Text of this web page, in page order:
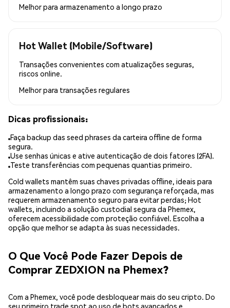
Melhor para armazenamento a longo prazo
Hot Wallet (Mobile/Software)
Transações convenientes com atualizações seguras,
riscos online.
Melhor para transações regulares
Dicas profissionais:
Faça backup das seed phrases da carteira offline de forma
segura.
Use senhas únicas e ative autenticação de dois fatores (2FA).
Teste transferências com pequenas quantias primeiro.
Cold wallets mantêm suas chaves privadas offline, ideais para
armazenamento a longo prazo com segurança reforçada, mas
requerem armazenamento seguro para evitar perdas; Hot
wallets, incluindo a solução custodial segura da Phemex,
oferecem acessibilidade com proteção confiável. Escolha a
opção que melhor se adapta às suas necessidades.
O Que Você Pode Fazer Depois de
Comprar ZEDXION na Phemex?
Com a Phemex, você pode desbloquear mais do seu cripto. Do
seu primeiro trade spot ao uso de bots avançados e